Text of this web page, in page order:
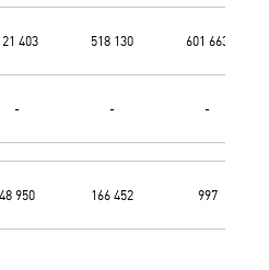
403 518 130 601 663
- - -
48 950 166 452 997